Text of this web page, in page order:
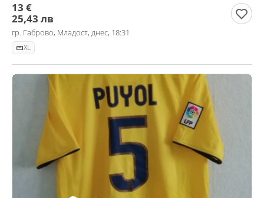
13 €
25,43 лв
гр. Габрово, Младост, днес, 18:31
XL